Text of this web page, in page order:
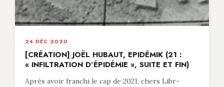
24 DÉC 2020
[CRÉATION] JOËL HUBAUT, EPIDÉMIK (21 :
« INFILTRATION D’ÉPIDÉMIE », SUITE ET FIN)
Après avoir franchi le cap de 2021, chers Libr-